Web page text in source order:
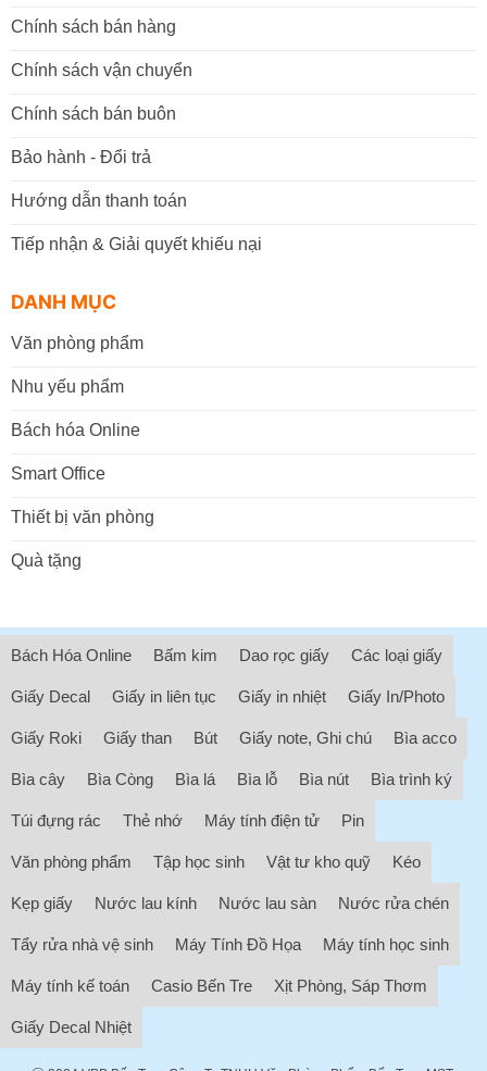
Chính sách bán hàng
Chính sách vận chuyển
Chính sách bán buôn
Bảo hành - Đổi trả
Hướng dẫn thanh toán
Tiếp nhận & Giải quyết khiếu nại
DANH MỤC
Văn phòng phẩm
Nhu yếu phẩm
Bách hóa Online
Smart Office
Thiết bị văn phòng
Quà tặng
Bách Hóa Online Bấm kim Dao rọc giấy Các loại giấy
Giấy Decal Giấy in liên tục Giấy in nhiệt Giấy In/Photo
Giấy Roki Giấy than Bút Giấy note, Ghi chú Bìa acco
Bìa cây Bìa Còng Bìa lá Bìa lỗ Bìa nút Bìa trình ký
Túi đựng rác Thẻ nhớ Máy tính điện tử Pin
Văn phòng phẩm Tập học sinh Vật tư kho quỹ Kéo
Kẹp giấy Nước lau kính Nước lau sàn Nước rửa chén
Tẩy rửa nhà vệ sinh Máy Tính Đồ Họa Máy tính học sinh
Máy tính kế toán Casio Bến Tre Xịt Phòng, Sáp Thơm
Giấy Decal Nhiệt